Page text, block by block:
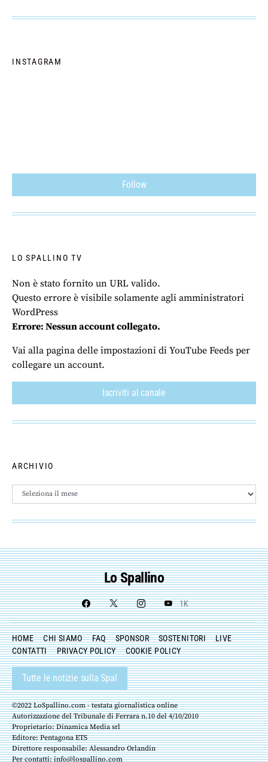
INSTAGRAM
Follow
LO SPALLINO TV
Non è stato fornito un URL valido.
Questo errore è visibile solamente agli amministratori
WordPress
Errore: Nessun account collegato.
Vai alla pagina delle impostazioni di YouTube Feeds per
collegare un account.
Iscriviti al canale
ARCHIVIO
Archivio
Lo Spallino
1K
HOME CHI SIAMO FAQ SPONSOR SOSTENITORI
LIVE
CONTATTI
PRIVACY POLICY COOKIE POLICY
Tutte le notizie sulla Spal
©2022 LoSpallino.com - testata giornalistica online
Autorizzazione del Tribunale di Ferrara n.10 del 4/10/2010
Proprietario: Dinamica Media srl
Editore: Pentagona ETS
Direttore responsabile: Alessandro Orlandin
Per contatti:info@lospallino.com